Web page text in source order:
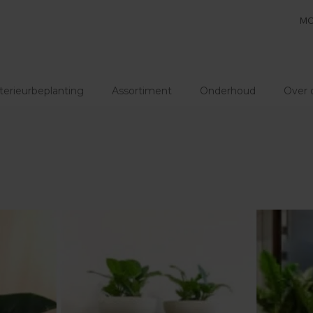
Assortiment Onderhoud Over